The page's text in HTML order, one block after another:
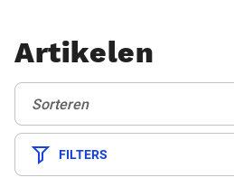
Artikelen
Sorteren:
Sorteren
FILTERS